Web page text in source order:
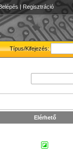
| Regisztráció
Típus/Kifejezés:
Elérhető